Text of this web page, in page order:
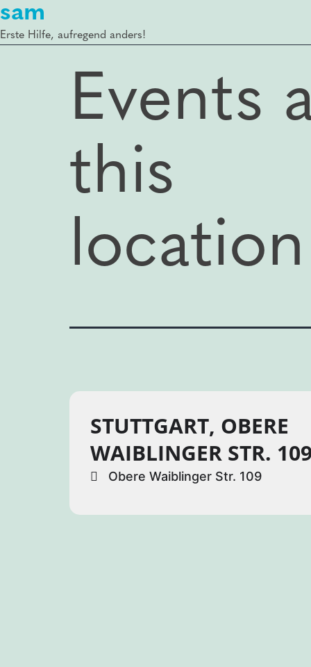
sam
Erste Hilfe, aufregend anders!
Events
this
location
STUTTGART, OBERE
WAIBLINGER STR.
Obere Waiblinger Str. 109